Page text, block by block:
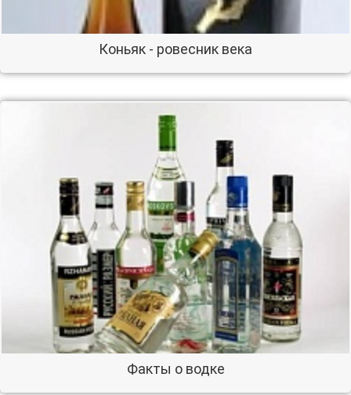
Коньяк - ровесник века
Факты о водке